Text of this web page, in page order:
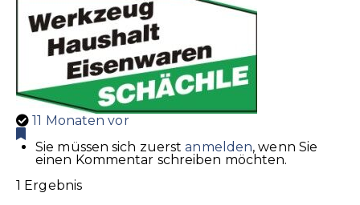
11 Monaten vor
Sie müssen sich zuerstanmelden, wenn Sie
einen Kommentar schreiben möchten.
1 Ergebnis